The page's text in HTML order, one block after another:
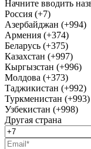
Начните вводить
Россия (+7)
Азербайджан (+994)
Армения (+374)
Беларусь (+375)
Казахстан (+997)
Кыргызстан (+996)
Молдова (+373)
Таджикистан (+992)
Туркменистан (+993)
Узбекистан (+998)
Другая страна